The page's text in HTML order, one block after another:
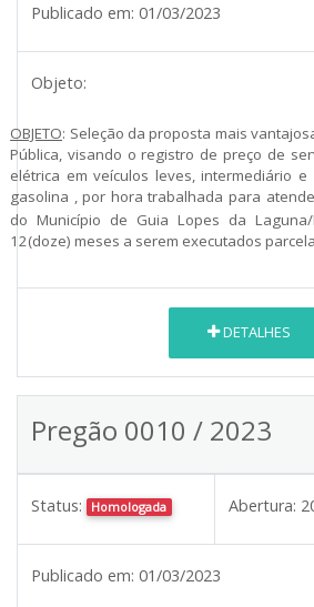
Publicado em: 01/03/2023
Objeto:
OBJETO: Seleção da proposta mais
Pública, visando o registro de preço de
elétrica em veículos leves, intermediário
gasolina , por hora trabalhada para
do Município de Guia Lopes da Laguna/
12(doze) meses a serem executados
DETALHES
Pregão 0010 / 2023
Status: Homologada Abertura:
Publicado em: 01/03/2023